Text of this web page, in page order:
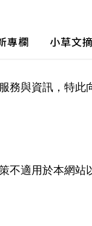
專欄 小草文摘
務與資訊，特此
不適用於本網